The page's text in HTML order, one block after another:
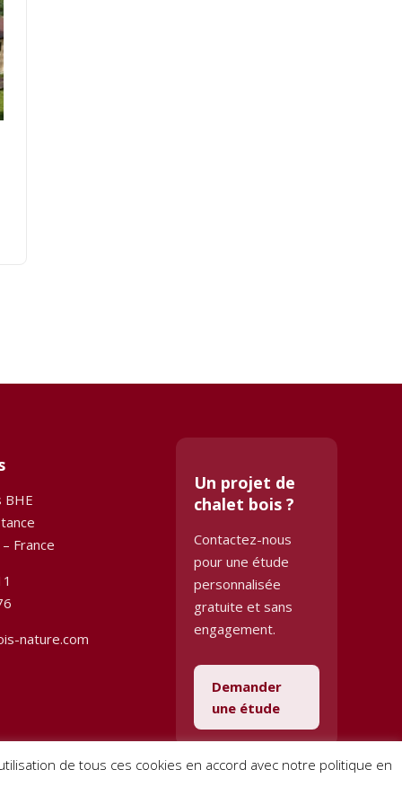
BHE
France
nature.com
Un projet de
chalet bois ?
Contactez-nous
pour une étude
personnalisée
gratuite et sans
engagement.
Demander
une étude
de tous ces cookies en accord avec notre politique en